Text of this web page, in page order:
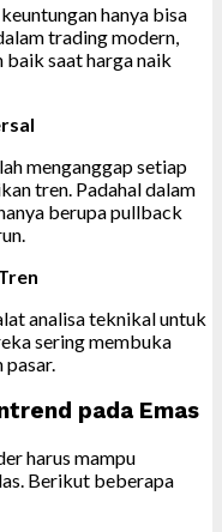
hanya bisa
trading modern,
saat harga naik
menganggap setiap
tren. Padahal dalam
berupa pullback
analisa teknikal untuk
sering membuka
pasar.
pada Emas
harus mampu
Berikut beberapa